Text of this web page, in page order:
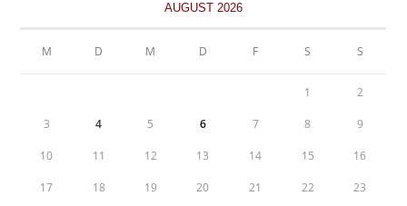
AUGUST 2026
M D M D F S S
1 2
3 4 5 6 7 8 9
10 11 12 13 14 15 16
17 18 19 20 21 22 23